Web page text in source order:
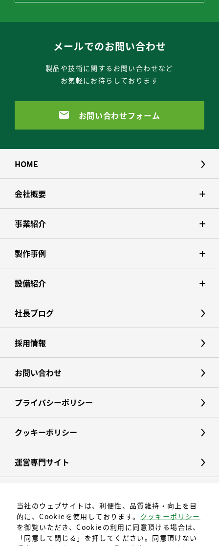
当社のウェブサイトは、利便性、品質維持・向上を目
的に、Cookieを使用しております。 クッキーポリシー
を御覧いただき、Cookieの利用に同意頂ける場合は、
「同意して閉じる」を押してください。同意頂けない
メールでのお問い合わせ
製品や技術に関するお問い合わせなど
お気軽にお待ちしております
お問い合わせフォーム
HOME
会社概要
事業紹介
製作事例
設備紹介
社長ブログ
採用情報
お問い合わせ
プライバシーポリシー
クッキーポリシー
運営専門サイト